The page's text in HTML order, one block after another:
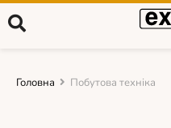
Головна Побутова техніка